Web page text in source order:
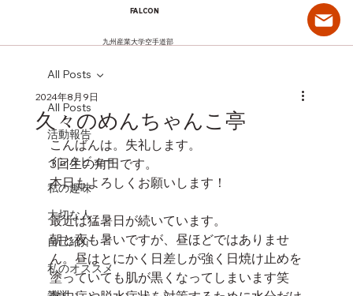
FALCON
九州産業大学空手道部
All Posts
活動報告
インタビュー
私の趣味
大切な人
自己紹介
私のオススメ
All Posts
久々のめんちゃんこ亭
2024年8月9日
こんばんは。失礼します。
3回生の角田です。
本日もよろしくお願いします！
最近は猛暑日が続いています。
朝と夜も暑いですが、昼ほどではありませ
ん。昼はとにかく日差しが強く日焼け止めを
塗っていても肌が黒くなってしまいます笑